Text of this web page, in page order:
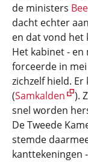
de ministers
dacht echter
en dat vond het
Het kabinet -
forceerde in
zichzelf hield.
(Samkalden
).
snel worden
De Tweede
stemde
kanttekeningen